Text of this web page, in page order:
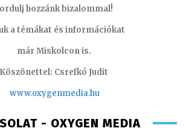
hozzánk bizalommal!
a témákat és információkat
már Miskolcon is.
Köszönettel: Csrefkó Judit
www.oxygenmedia.hu
- OXYGEN MEDIA